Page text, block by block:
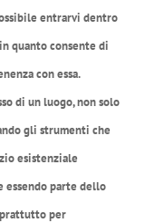
entrarvi dentro
quanto consente di
con essa.
di un luogo, non solo
gli strumenti che
esistenziale
essendo parte dello
per